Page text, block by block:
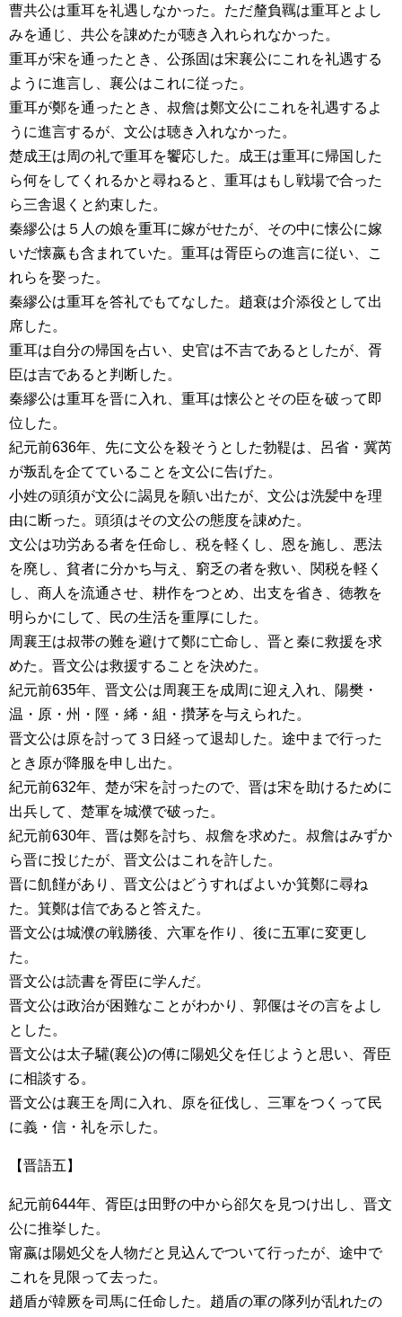
曹共公は重耳を礼遇しなかった。ただ釐負羈は重耳とよし
みを通じ、共公を諌めたが聴き入れられなかった。
重耳が宋を通ったとき、公孫固は宋襄公にこれを礼遇する
ように進言し、襄公はこれに従った。
重耳が鄭を通ったとき、叔詹は鄭文公にこれを礼遇するよ
うに進言するが、文公は聴き入れなかった。
楚成王は周の礼で重耳を饗応した。成王は重耳に帰国した
ら何をしてくれるかと尋ねると、重耳はもし戦場で合った
ら三舎退くと約束した。
秦繆公は５人の娘を重耳に嫁がせたが、その中に懐公に嫁
いだ懐嬴も含まれていた。重耳は胥臣らの進言に従い、こ
れらを娶った。
秦繆公は重耳を答礼でもてなした。趙衰は介添役として出
席した。
重耳は自分の帰国を占い、史官は不吉であるとしたが、胥
臣は吉であると判断した。
秦繆公は重耳を晋に入れ、重耳は懐公とその臣を破って即
位した。
紀元前636年、先に文公を殺そうとした勃鞮は、呂省・冀芮
が叛乱を企てていることを文公に告げた。
小姓の頭須が文公に謁見を願い出たが、文公は洗髪中を理
由に断った。頭須はその文公の態度を諌めた。
文公は功労ある者を任命し、税を軽くし、恩を施し、悪法
を廃し、貧者に分かち与え、窮乏の者を救い、関税を軽く
し、商人を流通させ、耕作をつとめ、出支を省き、徳教を
明らかにして、民の生活を重厚にした。
周襄王は叔帯の難を避けて鄭に亡命し、晋と秦に救援を求
めた。晋文公は救援することを決めた。
紀元前635年、晋文公は周襄王を成周に迎え入れ、陽樊・
温・原・州・陘・絺・組・攢茅を与えられた。
晋文公は原を討って３日経って退却した。途中まで行った
とき原が降服を申し出た。
紀元前632年、楚が宋を討ったので、晋は宋を助けるために
出兵して、楚軍を城濮で破った。
紀元前630年、晋は鄭を討ち、叔詹を求めた。叔詹はみずか
ら晋に投じたが、晋文公はこれを許した。
晋に飢饉があり、晋文公はどうすればよいか箕鄭に尋ね
た。箕鄭は信であると答えた。
晋文公は城濮の戦勝後、六軍を作り、後に五軍に変更し
た。
晋文公は読書を胥臣に学んだ。
晋文公は政治が困難なことがわかり、郭偃はその言をよし
とした。
晋文公は太子驩(襄公)の傅に陽処父を任じようと思い、胥臣
に相談する。
晋文公は襄王を周に入れ、原を征伐し、三軍をつくって民
に義・信・礼を示した。
【晋語五】
紀元前644年、胥臣は田野の中から郤欠を見つけ出し、晋文
公に推挙した。
甯嬴は陽処父を人物だと見込んでついて行ったが、途中で
これを見限って去った。
趙盾が韓厥を司馬に任命した。趙盾の軍の隊列が乱れたの